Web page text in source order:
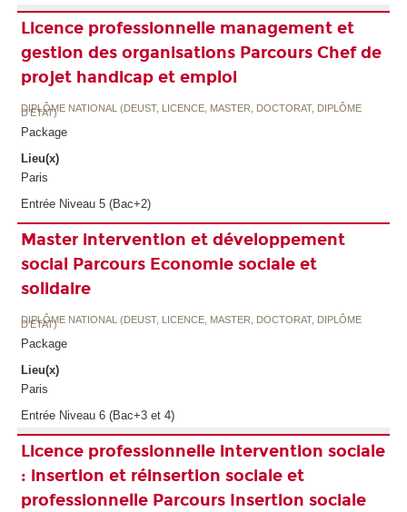
Licence professionnelle management et
gestion des organisations Parcours Chef de
projet handicap et emploi
DIPLÔME NATIONAL (DEUST, LICENCE, MASTER, DOCTORAT, DIPLÔME
D'ETAT)
Package
Lieu(x)
Paris
Entrée Niveau 5 (Bac+2)
Master intervention et développement
social Parcours Economie sociale et
solidaire
DIPLÔME NATIONAL (DEUST, LICENCE, MASTER, DOCTORAT, DIPLÔME
D'ETAT)
Package
Lieu(x)
Paris
Entrée Niveau 6 (Bac+3 et 4)
Licence professionnelle intervention sociale
: insertion et réinsertion sociale et
professionnelle Parcours Insertion sociale